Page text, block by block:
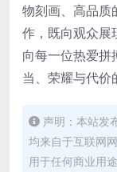
物刻画、高品质
作，既向观众展
向每一位热爱拼
当、荣耀与代价
声明：本站发
均来自于互联网
用于任何商业用